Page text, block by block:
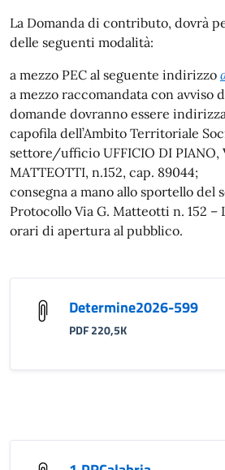
La Domanda di contributo, dovrà
delle seguenti modalità:
a mezzo PEC al seguente indirizzo
a mezzo raccomandata con avviso
domande dovranno essere
capofila dell’Ambito Territoriale
settore/ufficio UFFICIO DI PIANO,
MATTEOTTI, n.152, cap. 89044;
consegna a mano allo sportello
Protocollo Via G. Matteotti n. 152
orari di apertura al pubblico.
Determine2026-599
PDF 220,5K